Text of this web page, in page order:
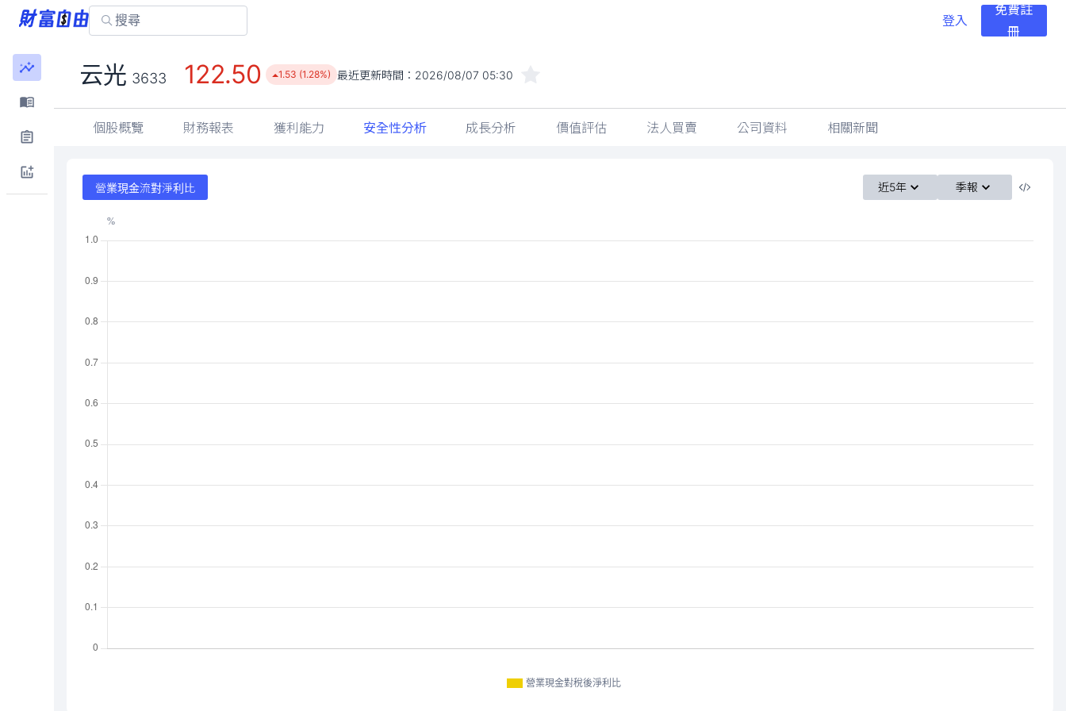
登入
免費註
冊
云光 3633 122.50 1.53 (1.28%) 最近更新時間： 2026/08/07 05:30
個股概覽 財務報表 獲利能力 安全性分析 成長分析 價值評估 法人買賣 公司資料 相關新聞
營業現金流對淨利比 近5年 季報
營業現金對稅後淨利比